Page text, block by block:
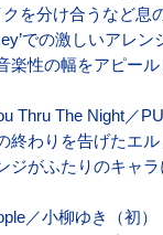
を分け合うなど息
での激しいアレン
楽性の幅をアピール
Thru The Night／
終わりを告げたエ
ジがふたりのキャラ
／小柳ゆき（初）